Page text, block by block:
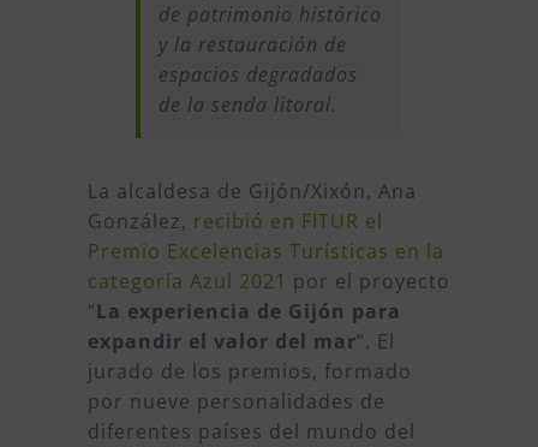
de patrimonio histórico
y la restauración de
espacios degradados
de la senda litoral.
La alcaldesa de Gijón/Xixón, Ana
González, recibió en FITUR el
Premio Excelencias Turísticas en la
categoría Azul 2021 por el proyecto
“La experiencia de Gijón para
expandir el valor del mar”. El
jurado de los premios, formado
por nueve personalidades de
diferentes países del mundo del